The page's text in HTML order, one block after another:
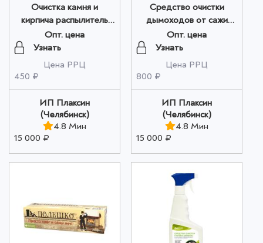
Очистка камня и
кирпича распылитель
500 мл. оптом
Опт. цена
Узнать
Цена РРЦ
450 ₽
ИП Плаксин
(Челябинск)
4.8 Мин
15 000 ₽
Средство очистки
дымоходов от сажи
"ПЕЛЛЕТЫ - ТЭ" 700
гр. оптом
Опт. цена
Узнать
Цена РРЦ
800 ₽
ИП Плаксин
(Челябинск)
4.8 Мин
15 000 ₽